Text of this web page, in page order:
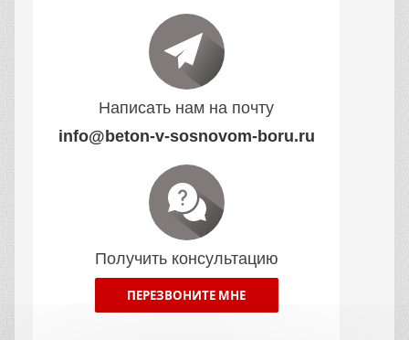
Написать нам на почту
info@beton-v-sosnovom-boru.ru
Получить консультацию
ПЕРЕЗВОНИТЕ МНЕ